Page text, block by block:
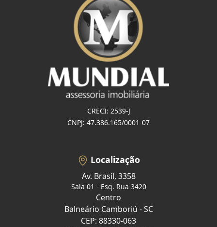
CRECI: 2539-J
CNPJ: 47.386.165/0001-07
Localização
Av. Brasil, 3358
Sala 01 - Esq. Rua 3420
Centro
Balneário Camboriú - SC
CEP: 88330-063